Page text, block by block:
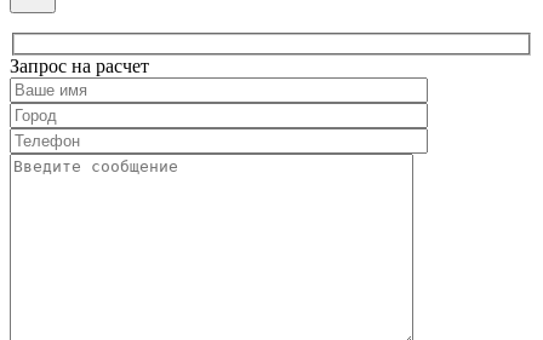
Запрос на расчет